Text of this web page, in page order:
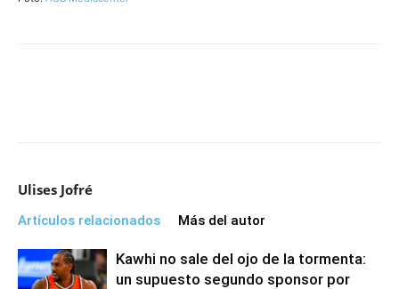
Ulises Jofré
Artículos relacionados Más del autor
Kawhi no sale del ojo de la tormenta:
un supuesto segundo sponsor por